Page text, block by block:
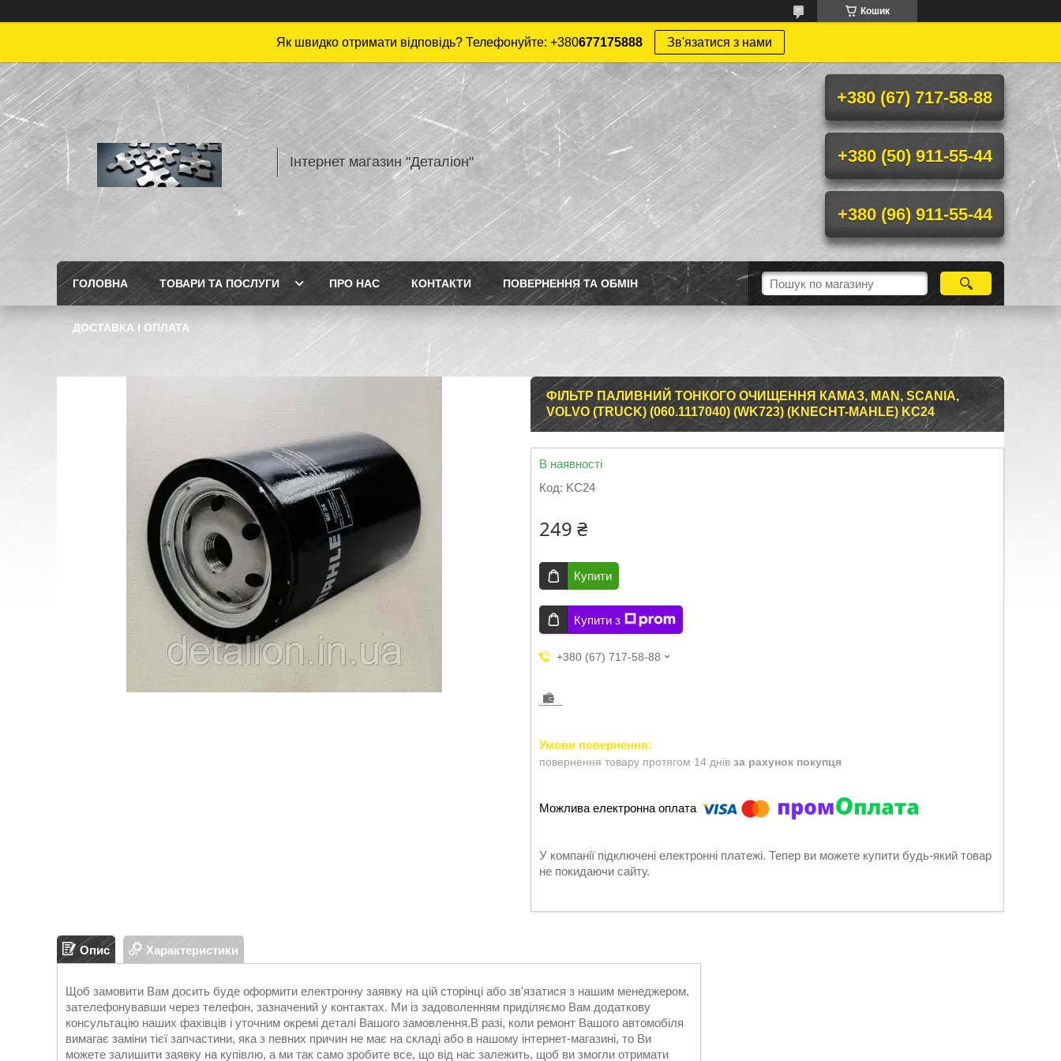
Кошик
Як швидко отримати відповідь? Телефонуйте: +380677175888 Зв'язатися з нами
Інтернет магазин "Деталіон"
+380 (67) 717-58-88
+380 (50) 911-55-44
+380 (96) 911-55-44
ГОЛОВНА ТОВАРИ ТА ПОСЛУГИ ПРО НАС КОНТАКТИ ПОВЕРНЕННЯ ТА ОБМІН
ДОСТАВКА І ОПЛАТА
ФІЛЬТР ПАЛИВНИЙ ТОНКОГО ОЧИЩЕННЯ КАМАЗ, MAN, SCANIA,
VOLVO (TRUCK) (060.1117040) (WK723) (KNECHT-MAHLE) KC24
В наявності
Код: KC24
249 ₴
Купити
Купити з
+380 (67) 717-58-88
повернення товару протягом 14 днів за рахунок покупця
У компанії підключені електронні платежі. Тепер ви можете купити будь-який товар
не покидаючи сайту.
Опис Характеристики
Щоб замовити Вам досить буде оформити електронну заявку на цій сторінці або зв'язатися з нашим менеджером,
зателефонувавши через телефон, зазначений у контактах. Ми із задоволенням приділяємо Вам додаткову
консультацію наших фахівців і уточним окремі деталі Вашого замовлення.В разі, коли ремонт Вашого автомобіля
вимагає заміни тієї запчастини, яка з певних причин не має на складі або в нашому інтернет-магазині, то Ви
можете залишити заявку на купівлю, а ми так само зробите все, що від нас залежить, щоб ви змогли отримати